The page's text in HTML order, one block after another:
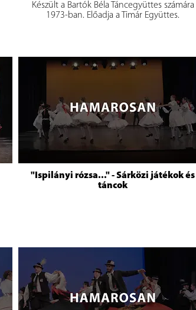
Készült a Bartók Béla Táncegyüttes számára
1973-ban. Előadja a Timár Együttes.
"Ispilányi rózsa..." - Sárközi játékok és
táncok